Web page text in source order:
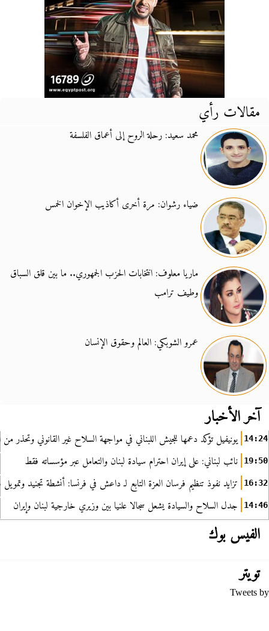
مقالات رأي
محمد سعيد: رحلة الروح إلى أعماق الفلسفة
ضياء رشوان: مرة أخرى أكاذيب الإخوان الخمس
ماريا معلوف: انتخابات الحزب الجمهوري.. ما بين قلق السباق
وطيف ترامب
عمرو الشوبكي: العالم وحقوق الإنسان
آخر الأخبار
14:24 يونيفيل تؤكد دعمها للجيش اللبناني في مواجهة السلاح غير القانوني وتحذر من
19:50 نائب لبناني: على إيران احترام سيادة لبنان والتعامل عبر مؤسساته فقط
16:32 تزايد نفوذ تنظيم فرسان العزة التابع لـ داعش في فرنسا: أنشطة تجنيد
14:46 جدل السلاح والسيادة يشعل سجالا علنيا بين وزيري خارجية لبنان وإيران
الفيس بوك
تويتر
Tweets by